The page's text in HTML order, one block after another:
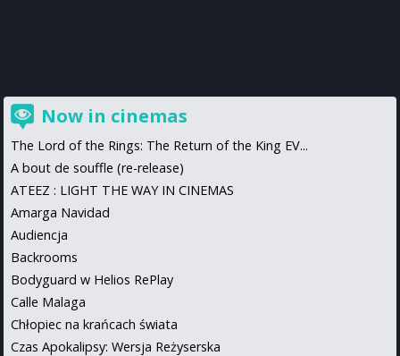
Now in cinemas
The Lord of the Rings: The Return of the King EV...
A bout de souffle (re-release)
ATEEZ : LIGHT THE WAY IN CINEMAS
Amarga Navidad
Audiencja
Backrooms
Bodyguard w Helios RePlay
Calle Malaga
Chłopiec na krańcach świata
Czas Apokalipsy: Wersja Reżyserska